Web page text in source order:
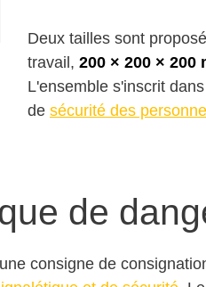
Deux tailles sont
travail, 200 × 200 × 200
L'ensemble s'inscrit
de sécurité des
de
consigne de